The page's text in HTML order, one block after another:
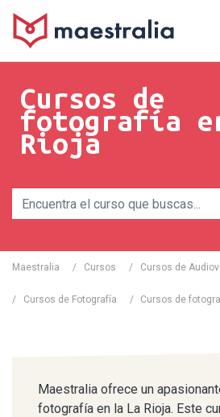
Cursos de
fotografía
Rioja
Maestralia / Cursos / Cursos de
/ Cursos de Fotografía / Cursos de
Maestralia ofrece un
fotografía en la La Rioja. Este